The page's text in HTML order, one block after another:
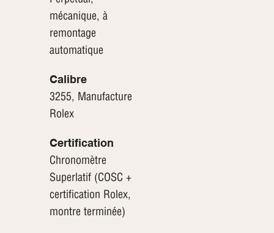
mécanique, à
remontage
automatique
Calibre
3255, Manufacture
Rolex
Certification
Chronomètre
Superlatif (COSC +
certification Rolex,
montre terminée)